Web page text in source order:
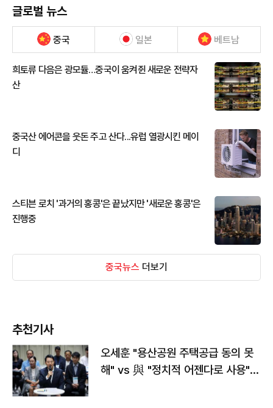
글로벌 뉴스
중국 일본 베트남
희토류 다음은 광모듈…중국이 움켜쥔 새로운 전략자
산
중국산 에어콘을 웃돈 주고 산다...유럽 열광시킨 메이
디
스티븐 로치 '과거의 홍콩'은 끝났지만 '새로운 홍콩'은
진행중
중국뉴스 더보기
추천기사
오세훈 "용산공원 주택공급 동의 못
해" vs 與 "정치적 어젠다로 사용"